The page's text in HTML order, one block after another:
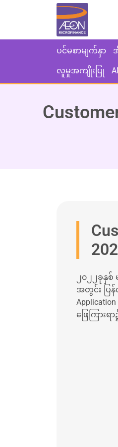
ပင်မစာမျက်နှာ
လူမှုအကျိုးပြု
၂၀၂၂ခုနှစ်
အတွင်း ပြ
ဖြေကြား